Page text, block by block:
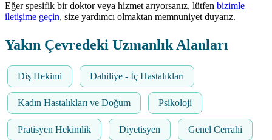
Eğer spesifik bir doktor veya hizmet arıyorsanız, lütfen bizimle
iletişime geçin, size yardımcı olmaktan memnuniyet duyarız.
Yakın Çevredeki Uzmanlık Alanları
Diş Hekimi Dahiliye - İç Hastalıkları
Kadın Hastalıkları ve Doğum Psikoloji
Pratisyen Hekimlik Diyetisyen Genel Cerrahi